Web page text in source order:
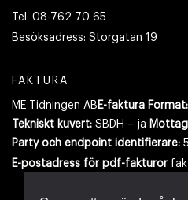
Tel: 08-762 70 65
Besöksadress: Storgatan 19
FAKTURA
ME Tidningen AB E-faktura Format:
Tekniskt kuvert: SBDH – ja
Party och endpoint identifierare:
E-postadress för pdf-fakturor